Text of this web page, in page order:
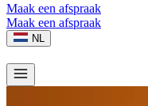
Maak een afspraak
Maak een afspraak
NL